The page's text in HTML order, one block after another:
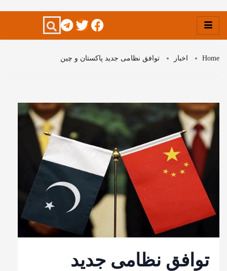
Home اخبار توافق نظامی جدید پاکستان و چین
توافق نظامی جدید